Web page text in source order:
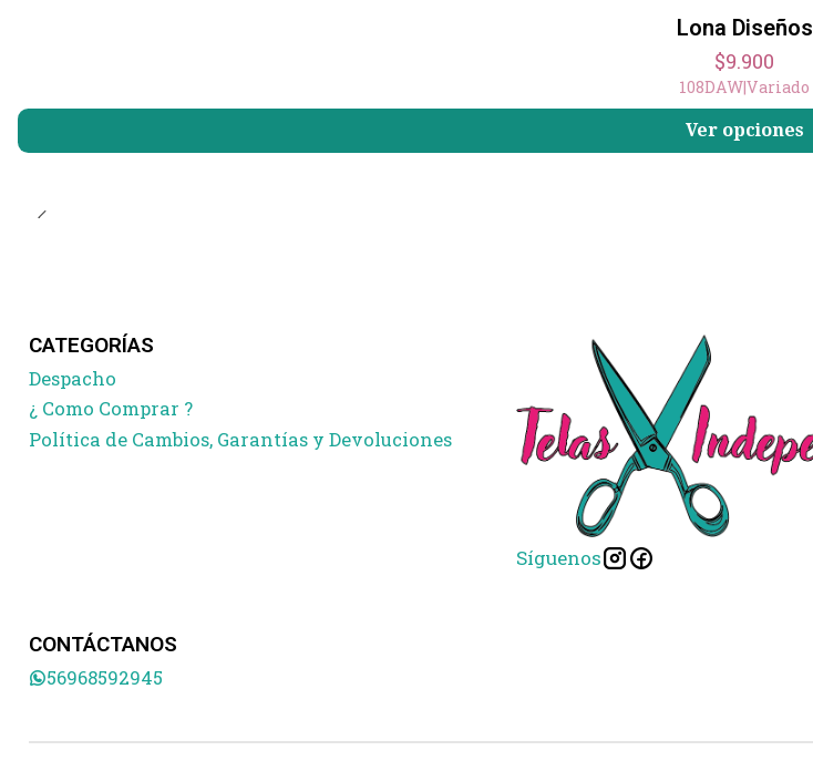
Lona Diseños
$9.900
108DAW|Variado
Ver opciones
CATEGORÍAS
Despacho
¿ Como Comprar ?
Política de Cambios, Garantías y Devoluciones
Síguenos
CONTÁCTANOS
56968592945